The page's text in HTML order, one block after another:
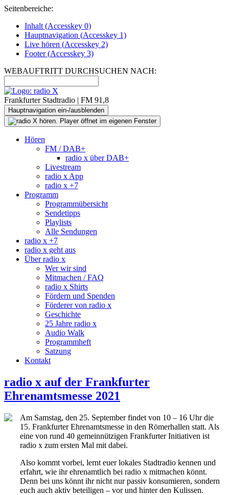
Seitenbereiche:
Inhalt (Accesskey 0)
Hauptnavigation (Accesskey 1)
Live hören (Accesskey 2)
Footer(Accesskey 3)
WEBAUFTRITT DURCHSUCHEN NACH:
Frankfurter Stadtradio | FM 91,8
Hauptnavigation ein-/ausblenden
Hören
FM / DAB+
radio x über DAB+
Livestream
radio x App
radio x +7
Programm
Programmübersicht
Sendetipps
Playlists
Alle Sendungen
radio x +7
radio x geht aus
Über radio x
Wer wir sind
Mitmachen / FAQ
radio x Shirts
Fördern und Spenden
Förderer von radio x
Geschichte
25 Jahre radio x
Audio Walk
Programmheft
Satzung
Kontakt
radio x auf der Frankfurter
Ehrenamtsmesse 2021
Am Samstag, den 25. September findet von 10 – 16 Uhr die
15. Frankfurter Ehrenamtsmesse in den Römerhallen statt. Als
eine von rund 40 gemeinnützigen Frankfurter Initiativen ist
radio x zum ersten Mal mit dabei.
Also kommt vorbei, lernt euer lokales Stadtradio kennen und
erfahrt, wie ihr ehrenamtlich bei radio x mitmachen könnt.
Denn bei uns könnt ihr nicht nur passiv konsumieren, sondern
euch auch aktiv beteiligen – vor und hinter den Kulissen.